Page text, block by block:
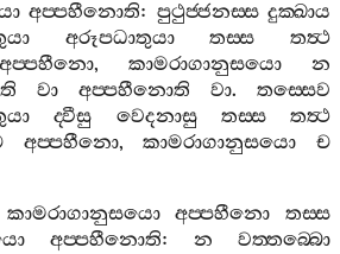
අප‍්පහීනොති: පුථුජ‍්ජනස‍්ස දුක‍්ඛාය
අරූපධාතුයා තස‍්ස
තත්‍ථ
අප‍්පහීනො, කාමරාගානුසයො
න
වා අප‍්පහීනොති වා. තස‍්සෙව
ද‍්වීසු වෙදනාසු තස‍්ස
තත්‍ථ
අප‍්පහීනො,කාමරාගානුසයො
ච
කාමරාගානුසයො අප‍්පහීනො
තස‍්ස
අප‍්පහීනොති: න
වත‍්තබ‍්බො